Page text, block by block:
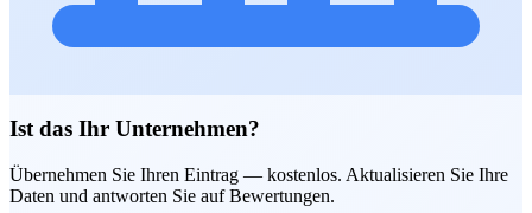
Ist das Ihr Unternehmen?
Übernehmen Sie Ihren Eintrag — kostenlos. Aktualisieren Sie Ihre
Daten und antworten Sie auf Bewertungen.